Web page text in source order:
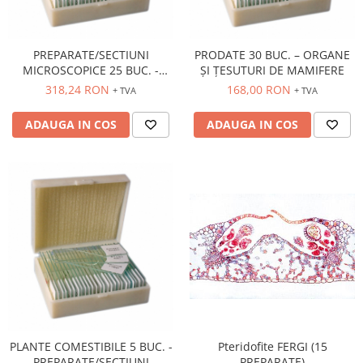
PREPARATE/SECTIUNI
MICROSCOPICE 25 BUC. -
NEVERTEBRATE
318,24 RON + TVA
ADAUGA IN COS
PRODATE 30 BUC. – ORGANE
ȘI ȚESUTURI DE MAMIFERE
168,00 RON + TVA
ADAUGA IN COS
PLANTE COMESTIBILE 5 BUC. -
Pteridofite FERGI (15